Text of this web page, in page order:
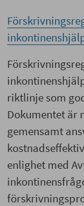
riktlinje som
Dokumentet är
gemensamt
enlighet med